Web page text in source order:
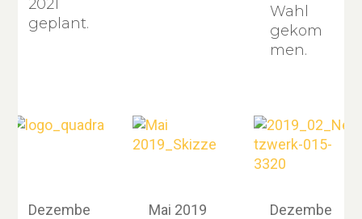
2021
geplant.
Wahl
gekom
men.
Dezembe
Mai 2019
Dezembe